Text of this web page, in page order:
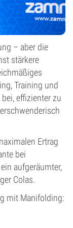
– aber die
stärkere
Training und
effizienter zu
Ertrag
bei
aufgeräumter,
Colas.
mit Manifolding: